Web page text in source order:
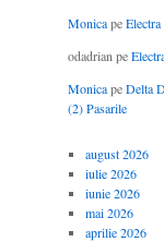
Monicape
odadrian pe
MonicapeDelta
(2) Pasarile
august 2026
iulie 2026
iunie 2026
mai 2026
aprilie 2026